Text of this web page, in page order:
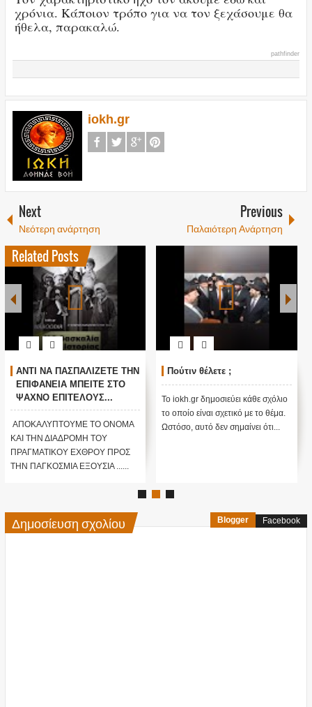
χρόνια. Κάποιον τρόπο για να τον ξεχάσουμε θα
ήθελα, παρακαλώ.
pathfinder
iokh.gr
Next
Νεότερη ανάρτηση
Previous
Παλαιότερη Ανάρτηση
Related Posts
ΑΝΤΙ ΝΑ ΠΑΣΠΑΛΙΖΕΤΕ ΤΗΝ
ΕΠΙΦΑΝΕΙΑ ΜΠΕΙΤΕ ΣΤΟ
ΨΑΧΝΟ ΕΠΙΤΕΛΟΥΣ...
ΑΛΗΘΕΙΑ ΠΟΙΟ
ΠΡΑΓΜΑΤΙΚΑ ΕΙΝΑΙ ΤΟ
ΟΝΟΜΑ ΤΟΥ ΕΧΘΡΟΥ; ΠΩΣ
ΤΑ ΕΚΑΝΕ ΟΛΑ... ΑΛΛΙΩΣ...
ΚΙ ΟΛΑ ΚΑΤΑ ΤΗΣ
ΑΠΟΚΑΛΥΠΤΟΥΜΕ ΤΟ ΟΝΟΜΑ
ΚΑΙ ΤΗΝ ΔΙΑΔΡΟΜΗ ΤΟΥ
ΠΡΑΓΜΑΤΙΚΟΥ ΕΧΘΡΟΥ ΠΡΟΣ
ΤΗΝ ΠΑΓΚΟΣΜΙΑ ΕΞΟΥΣΙΑ ......
Πούτιν θέλετε ;
Το iokh.gr δημοσιεύει κάθε σχόλιο
το οποίο είναι σχετικό με το θέμα.
Ωστόσο, αυτό δεν σημαίνει ότι...
Δημοσίευση σχολίου Blogger Facebook